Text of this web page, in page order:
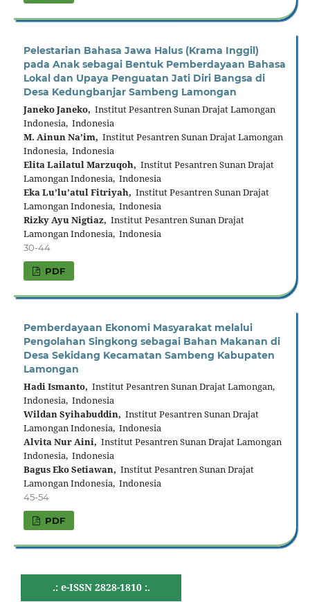
Pelestarian Bahasa Jawa Halus (Krama Inggil)
pada Anak sebagai Bentuk Pemberdayaan Bahasa
Lokal dan Upaya Penguatan Jati Diri Bangsa di
Desa Kedungbanjar Sambeng Lamongan
Janeko Janeko, Institut Pesantren Sunan Drajat Lamongan
Indonesia, Indonesia
M. Ainun Na’im, Institut Pesantren Sunan Drajat Lamongan
Indonesia, Indonesia
Elita Lailatul Marzuqoh, Institut Pesantren Sunan Drajat
Lamongan Indonesia, Indonesia
Eka Lu’lu’atul Fitriyah, Institut Pesantren Sunan Drajat
Lamongan Indonesia, Indonesia
Rizky Ayu Nigtiaz, Institut Pesantren Sunan Drajat
Lamongan Indonesia, Indonesia
30-44
PDF
Pemberdayaan Ekonomi Masyarakat melalui
Pengolahan Singkong sebagai Bahan Makanan di
Desa Sekidang Kecamatan Sambeng Kabupaten
Lamongan
Hadi Ismanto, Institut Pesantren Sunan Drajat Lamongan,
Indonesia, Indonesia
Wildan Syihabuddin, Institut Pesantren Sunan Drajat
Lamongan Indonesia, Indonesia
Alvita Nur Aini, Institut Pesantren Sunan Drajat Lamongan
Indonesia, Indonesia
Bagus Eko Setiawan, Institut Pesantren Sunan Drajat
Lamongan Indonesia, Indonesia
45-54
PDF
.: e-ISSN 2828-1810 :.